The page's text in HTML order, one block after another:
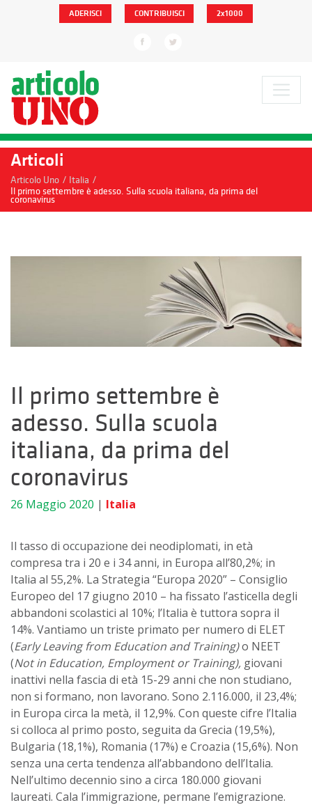
ADERISCI CONTRIBUISCI 2x1000
Articoli
Articolo Uno / Italia /
Il primo settembre è adesso. Sulla scuola italiana, da prima del
coronavirus
Il primo settembre è
adesso. Sulla scuola
italiana, da prima del
coronavirus
26 Maggio 2020 | Italia
Il tasso di occupazione dei neodiplomati, in età
compresa tra i 20 e i 34 anni, in Europa all’80,2%; in
Italia al 55,2%. La Strategia “Europa 2020” – Consiglio
Europeo del 17 giugno 2010 – ha fissato l’asticella degli
abbandoni scolastici al 10%; l’Italia è tuttora sopra il
14%. Vantiamo un triste primato per numero di ELET
(Early Leaving from Education and Training)o NEET
(Not in Education, Employment or Training), giovani
inattivi nella fascia di età 15-29 anni che non studiano,
non si formano, non lavorano. Sono 2.116.000, il 23,4%;
in Europa circa la metà, il 12,9%. Con queste cifre l’Italia
si colloca al primo posto, seguita da Grecia (19,5%),
Bulgaria (18,1%), Romania (17%) e Croazia (15,6%). Non
senza una certa tendenza all’abbandono dell’Italia.
Nell’ultimo decennio sino a circa 180.000 giovani
laureati. Cala l’immigrazione, permane l’emigrazione.